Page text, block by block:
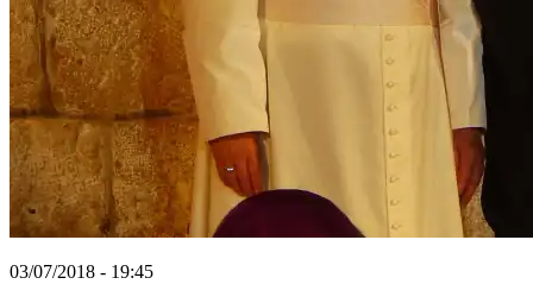
03/07/2018 - 19:45